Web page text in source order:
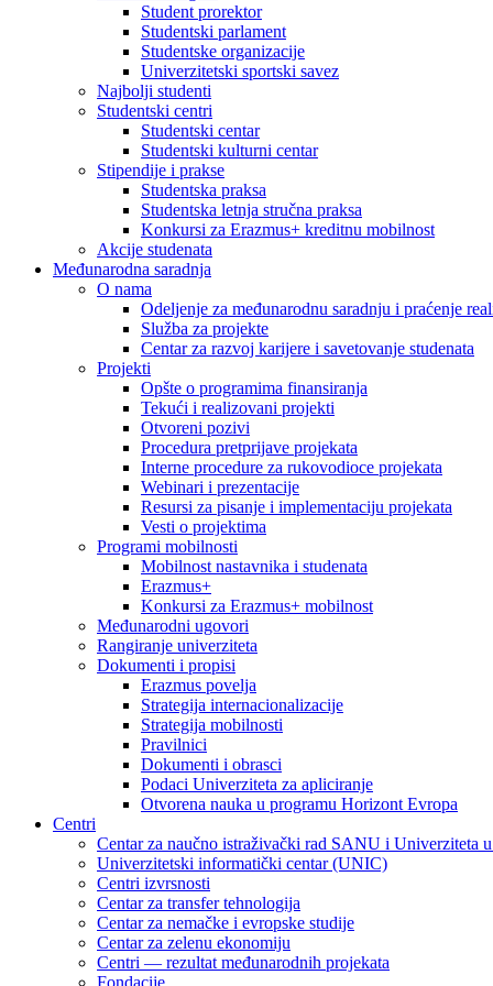
Student prorektor
Studentski parlament
Studentske organizacije
Univerzitetski sportski savez
Najbolji studenti
Studentski centri
Studentski centar
Studentski kulturni centar
Stipendije i prakse
Studentska praksa
Studentska letnja stručna praksa
Konkursi za Erazmus+ kreditnu mobilnost
Akcije studenata
Međunarodna saradnja
O nama
Odeljenje za međunarodnu saradnju i praćenje
Služba za projekte
Centar za razvoj karijere i savetovanje studenata
Projekti
Opšte o programima finansiranja
Tekući i realizovani projekti
Otvoreni pozivi
Procedura pretprijave projekata
Interne procedure za rukovodioce projekata
Webinari i prezentacije
Resursi za pisanje i implementaciju projekata
Vesti o projektima
Programi mobilnosti
Mobilnost nastavnika i studenata
Erazmus+
Konkursi za Erazmus+ mobilnost
Međunarodni ugovori
Rangiranje univerziteta
Dokumenti i propisi
Erazmus povelja
Strategija internacionalizacije
Strategija mobilnosti
Pravilnici
Dokumenti i obrasci
Podaci Univerziteta za apliciranje
Otvorena nauka u programu Horizont Evropa
Centri
Centar za naučno istraživački rad SANU i Univerziteta
Univerzitetski informatički centar (UNIC)
Centri izvrsnosti
Centar za transfer tehnologija
Centar za nemačke i evropske studije
Centar za zelenu ekonomiju
Centri — rezultat međunarodnih projekata
Fondacije